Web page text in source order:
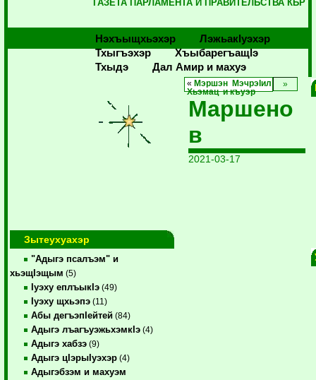
ГАЗЕТА ПАРЛАМЕНТА И ПРАВИТЕЛЬСТВА КБР
Нэхъыщхьэхэр
Лэжьакlуэхэр
Тхыгъэхэр
Хъыбарегъащlэ
Тхыдэ
Дал Амир и махуэ
Зытеухуахэр
"Адыгэ псалъэм" и
хьэщIэщым (5)
Iуэху еплъыкIэ (49)
Iуэху щхьэпэ (11)
Абы дегъэпIейтей (84)
Адыгэ лъагъуэжьхэмкIэ (4)
Адыгэ хабзэ (9)
Адыгэ цIэрыIуэхэр (4)
Адыгэбзэм и махуэм
« Мэршэн МэчрэIил
Хьэмац и къуэр
Маршено
в
2021-03-17